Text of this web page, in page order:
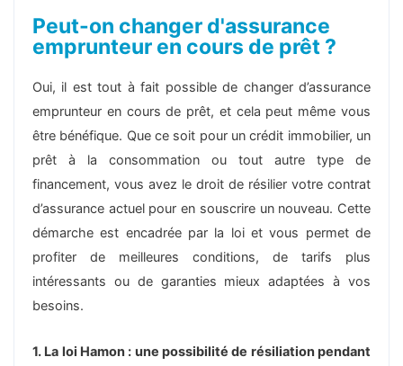
Peut-on changer d'assurance
emprunteur en cours de prêt ?
Oui, il est tout à fait possible de changer d’assurance
emprunteur en cours de prêt, et cela peut même vous
être bénéfique. Que ce soit pour un crédit immobilier, un
prêt à la consommation ou tout autre type de
financement, vous avez le droit de résilier votre contrat
d’assurance actuel pour en souscrire un nouveau. Cette
démarche est encadrée par la loi et vous permet de
profiter de meilleures conditions, de tarifs plus
intéressants ou de garanties mieux adaptées à vos
besoins.
1. La loi Hamon : une possibilité de résiliation pendant